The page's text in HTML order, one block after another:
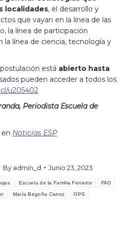
localidades, el desarrollo y
que vayan en la línea de las
la línea de participación
la línea de ciencia, tecnología y
está abierto hasta
pueden acceder a todos los
u205402
Periodista Escuela de
Noticias ESP
By admin_d
Junio 23, 2023
Escuela de la Familia Feriante FAO
María Begoña Carroz OPS